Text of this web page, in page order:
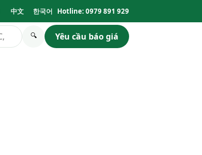
中文 한국어 Hotline: 0979 891 929
🔍 Yêu cầu báo giá